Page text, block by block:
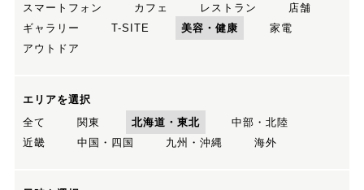
スマートフォン
カフェ レストラン
店舗
ギャラリー
T-SITE 美容・健康
家電
アウトドア
エリアを選択
全て
関東 北海道・東北
中部・北陸
近畿
中国・四国 九州・沖縄 海外